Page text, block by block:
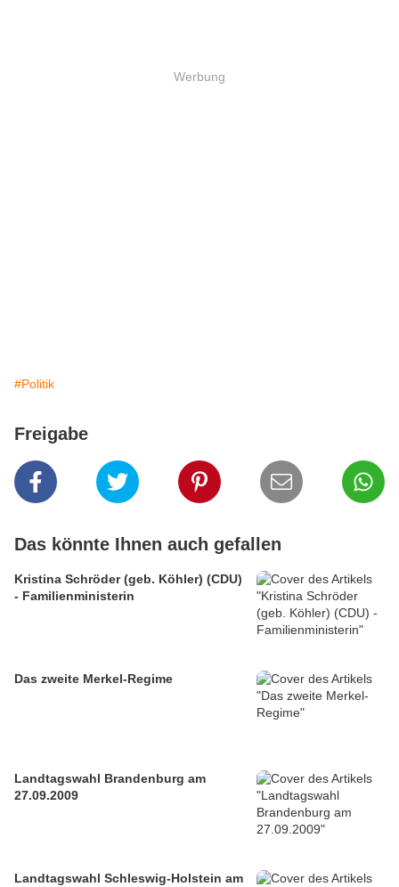
Werbung
#Politik
Freigabe
Das könnte Ihnen auch gefallen
Kristina Schröder (geb. Köhler) (CDU)
- Familienministerin
Das zweite Merkel-Regime
Landtagswahl Brandenburg am
27.09.2009
Landtagswahl Schleswig-Holstein am